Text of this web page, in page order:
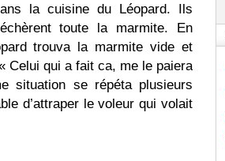
la cuisine du Léopard. Ils
toute la marmite. En
trouva la marmite vide et
Celui qui a fait ca, me le paiera
situation se répéta plusieurs
d’attraper le voleur qui volait